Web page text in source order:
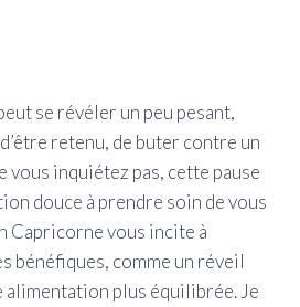
se révéler un peu pesant,
retenu, de buter contre un
vous inquiétez pas, cette pause
douce à prendre soin de vous
Capricorne vous incite à
bénéfiques, comme un réveil
alimentation plus équilibrée. Je